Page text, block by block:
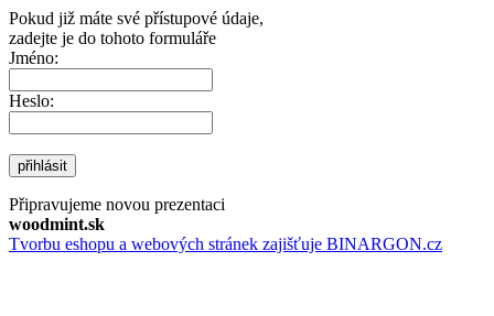
Pokud již máte své přístupové údaje,
zadejte je do tohoto formuláře
Jméno:
Heslo:
přihlásit
Připravujeme novou prezentaci
woodmint.sk
Tvorbu eshopu a webových stránek zajišťuje BINARGON.cz